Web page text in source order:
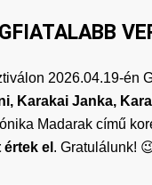
2026.04.19-én
Karakai Janka,
Madarak című
el . Gratulálunk!